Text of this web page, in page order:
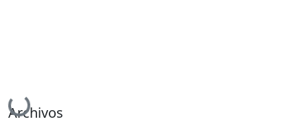
Cargando...
Archivos